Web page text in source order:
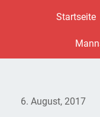
Startseite
6. August, 2017